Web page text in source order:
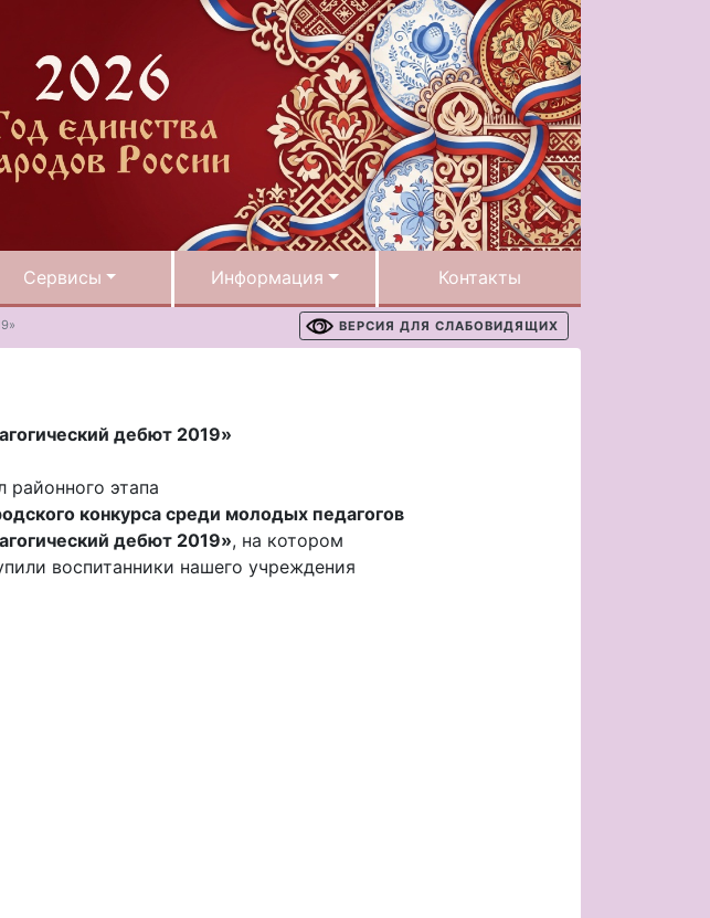
Сервисы Информация Контакты
ВЕРСИЯ ДЛЯ СЛАБОВИДЯЩИХ
дебют 2019»
районного этапа
конкурса среди молодых педагогов
дебют 2019», на котором
воспитанники нашего учреждения